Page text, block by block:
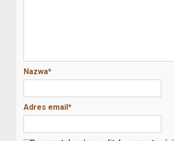
Nazwa*
Adres email*